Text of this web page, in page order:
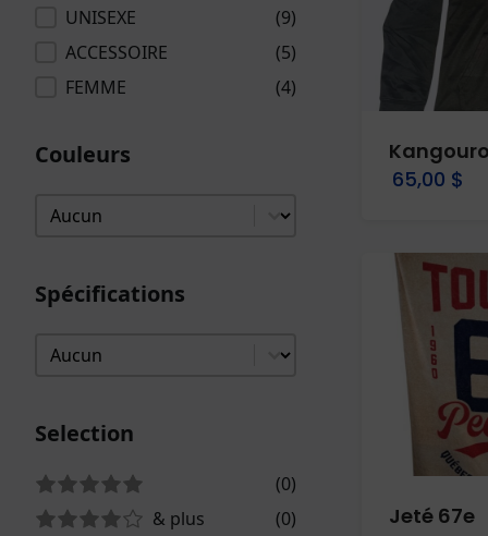
UNISEXE
(9)
ACCESSOIRE
(5)
FEMME
(4)
Couleurs
Couleurs
Couleurs
Spécifications
Spécifications
Spécifications
Selection
Selection
(0)
& plus (0)
65,00 $
Jeté 67e